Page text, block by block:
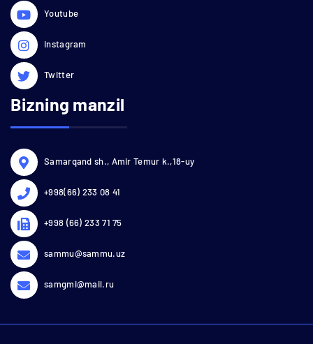
Youtube
Instagram
Twitter
Bizning manzil
Samarqand sh., Amir Temur k.,18-uy
+998(66) 233 08 41
+998 (66) 233 71 75
sammu@sammu.uz
samgmi@mail.ru